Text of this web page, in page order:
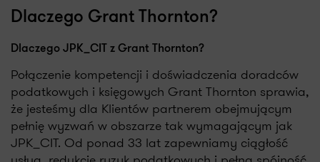
Dlaczego Grant Thornton?
Dlaczego JPK_CIT z Grant Thornton?
Połączenie kompetencji i doświadczenia doradców
podatkowych i księgowych Grant Thornton sprawia,
że jesteśmy dla Klientów partnerem obejmującym
pełnię wyzwań w obszarze tak wymagającym jak
JPK_CIT. Od ponad 33 lat zapewniamy ciągłość